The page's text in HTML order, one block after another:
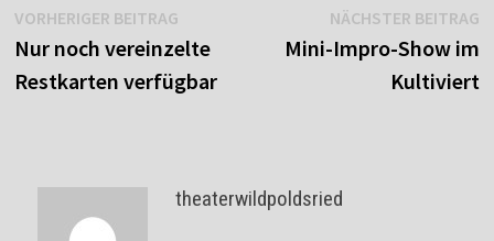
Beitragsnavigation
VORHERIGER BEITRAGVorheriger
Beitrag:
Nur noch vereinzelte
Restkarten verfügbar
NÄCHSTER BEITRAG
Mini-Impro-Show im
Kultiviert
theaterwildpoldsried